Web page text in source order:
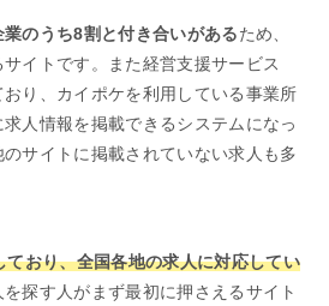
のうち8割と付き合いがあるため、
イトです。また経営支援サービス
おり、カイポケを利用している事業所
人情報を掲載できるシステムになっ
サイトに掲載されていない求人も多
おり、全国各地の求人に対応してい
探す人がまず最初に押さえるサイト